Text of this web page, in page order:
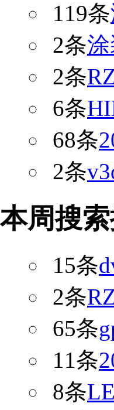
119条
2条
2条
6条
68条
2条
本周搜
15条
2条
65条
11条
8条